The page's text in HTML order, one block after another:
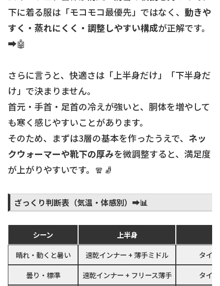
下に着る服は「モコモコ最優先」ではなく、 動きや
すく・蒸れにくく・調整しやすい構成が正解です。
➡️🤖
さらに言うと、快適さは「上半身だけ」「下半身だ
け」で決まりません。
首元・手首・足首の冷えが強いと、胴体を増やして
も寒く感じやすいことがあります。
そのため、まずは3層の基本を作ったうえで、 ネッ
クウォーマーや靴下の厚みを微調整すると、満足度
が上がりやすいです。🧣🧦
ざっくり判断表（気温・体感別）➡️📊
シーン 上半身
晴れ・動くと暑い
速乾インナー + 薄手ミドル
タイ
曇り・標準
速乾インナー + フリース薄手 タイ